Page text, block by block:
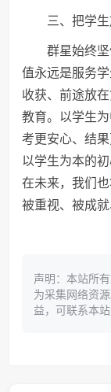
三、把学
群星始终
值永远是服务
收获、前途放
教育。以学生
考更安心、结
以学生为本的
在未来，我们
被重视、被成就
声明：本站所
为采集网络资
益，可联系本站